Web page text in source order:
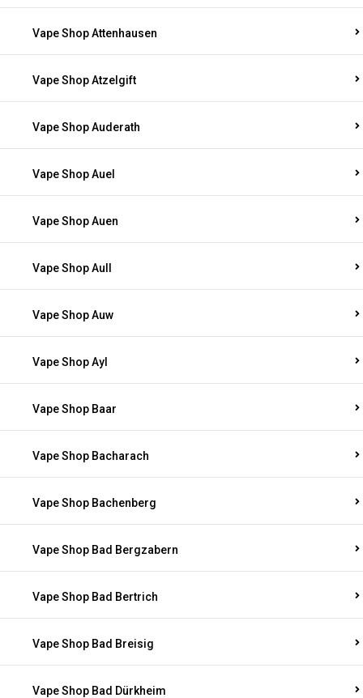
Vape Shop Attenhausen
Vape Shop Atzelgift
Vape Shop Auderath
Vape Shop Auel
Vape Shop Auen
Vape Shop Aull
Vape Shop Auw
Vape Shop Ayl
Vape Shop Baar
Vape Shop Bacharach
Vape Shop Bachenberg
Vape Shop Bad Bergzabern
Vape Shop Bad Bertrich
Vape Shop Bad Breisig
Vape Shop Bad Dürkheim